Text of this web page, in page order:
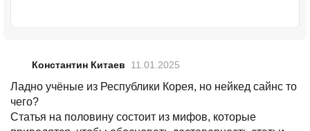
Константин Китаев 11.01.2025
Ладно учёные из Республики Корея, но нейкед сайнс то
чего?
Статья на половину состоит из мифов, которые